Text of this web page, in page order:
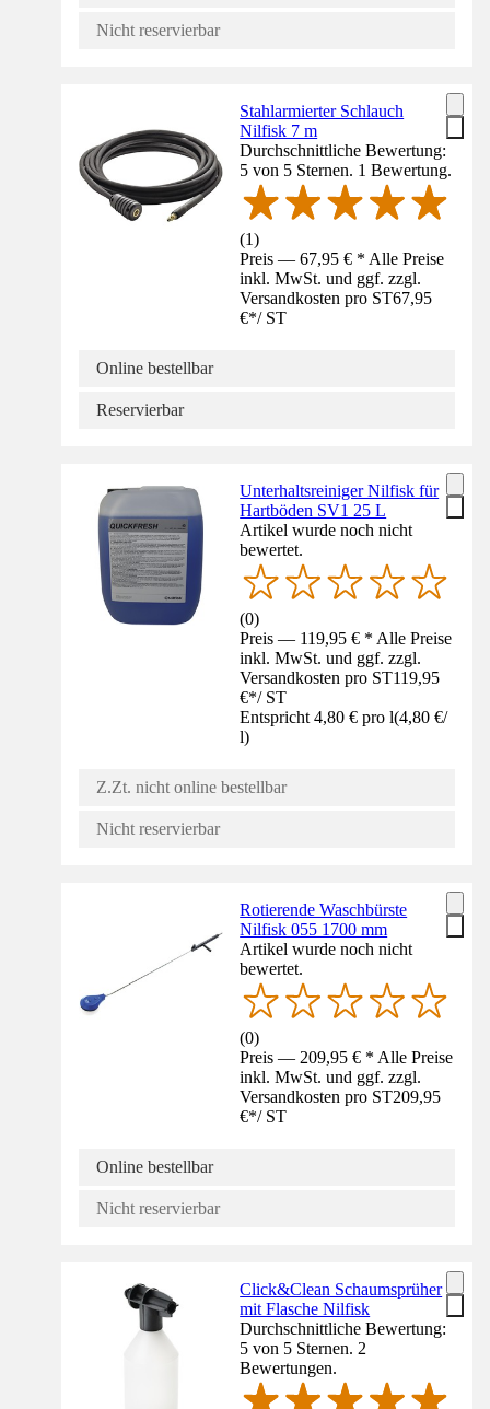
Nicht reservierbar
Stahlarmierter Schlauch
Nilfisk 7 m
Durchschnittliche Bewertung:
5 von 5 Sternen. 1 Bewertung.
(1)
Preis — 67,95 € * Alle Preise
inkl. MwSt. und ggf. zzgl.
Versandkosten pro ST67,95
€*/ ST
Online bestellbar
Reservierbar
Unterhaltsreiniger Nilfisk für
Hartböden SV1 25 L
Artikel wurde noch nicht
bewertet.
(0)
Preis — 119,95 € * Alle Preise
inkl. MwSt. und ggf. zzgl.
Versandkosten pro ST119,95
€*/ ST
Entspricht 4,80 € pro l(4,80 €/
l)
Z.Zt. nicht online bestellbar
Nicht reservierbar
Rotierende Waschbürste
Nilfisk 055 1700 mm
Artikel wurde noch nicht
bewertet.
(0)
Preis — 209,95 € * Alle Preise
inkl. MwSt. und ggf. zzgl.
Versandkosten pro ST209,95
€*/ ST
Online bestellbar
Nicht reservierbar
Click&Clean Schaumsprüher
mit Flasche Nilfisk
Durchschnittliche Bewertung:
5 von 5 Sternen. 2
Bewertungen.